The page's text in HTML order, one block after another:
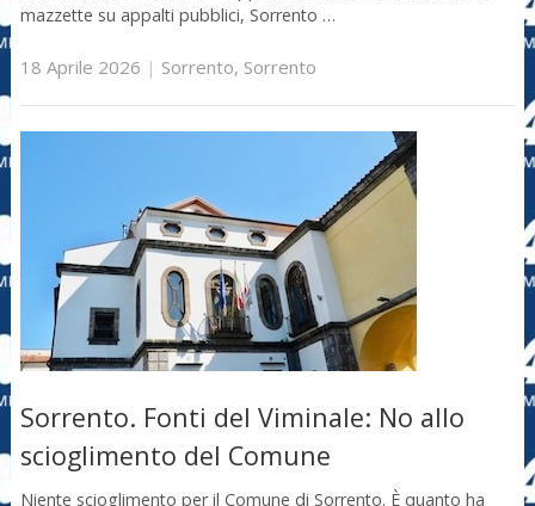
mazzette su appalti pubblici, Sorrento …
18 Aprile 2026 | Sorrento, Sorrento
Sorrento. Fonti del Viminale: No allo
scioglimento del Comune
Niente scioglimento per il Comune di Sorrento. È quanto ha